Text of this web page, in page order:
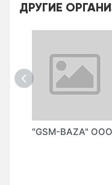
ДРУГИЕ
"GSM-BAZA" ООО